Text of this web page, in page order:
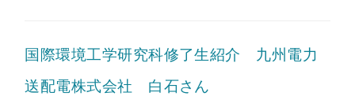
国際環境工学研究科修了生紹介 九州電力
送配電株式会社 白石さん